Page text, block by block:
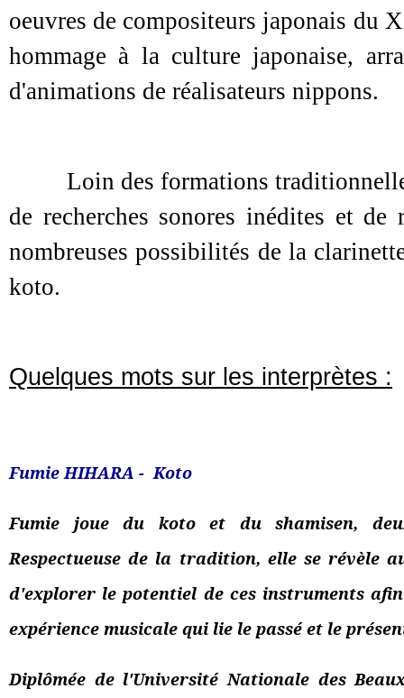
oeuvres de compositeurs japonais du
hommage à la culture japonaise,
d'animations de réalisateurs nippons.
Loin des formations
de recherches sonores inédites et
nombreuses possibilités de la
koto.
Quelques mots sur les interprètes :
Fumie HIHARA - Koto
Fumie joue du koto et du shamisen,
Respectueuse de la tradition, elle se révèle
d'explorer le potentiel de ces instruments
expérience musicale qui lie le passé et le
Diplômée de l'Université Nationale des